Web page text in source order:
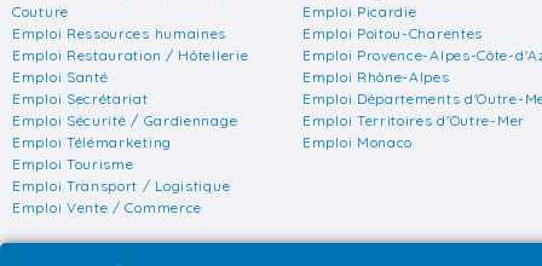
Couture
Emploi Ressources humaines
Emploi Restauration / Hôtellerie
Emploi Santé
Emploi Secrétariat
Emploi Sécurité / Gardiennage
Emploi Télémarketing
Emploi Tourisme
Emploi Transport / Logistique
Emploi Vente / Commerce
Emploi Picardie
Emploi Poitou-Charentes
Emploi Provence-Alpes-Côte-
Emploi Rhône-Alpes
Emploi Départements d'Outre-
Emploi Territoires d'Outre-Mer
Emploi Monaco